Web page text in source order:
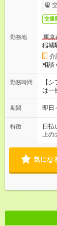
交通
勤務地
東京
稲城
介
相談
勤務時間
【
は一
期間 即日
特徴 日払
上の
気にな